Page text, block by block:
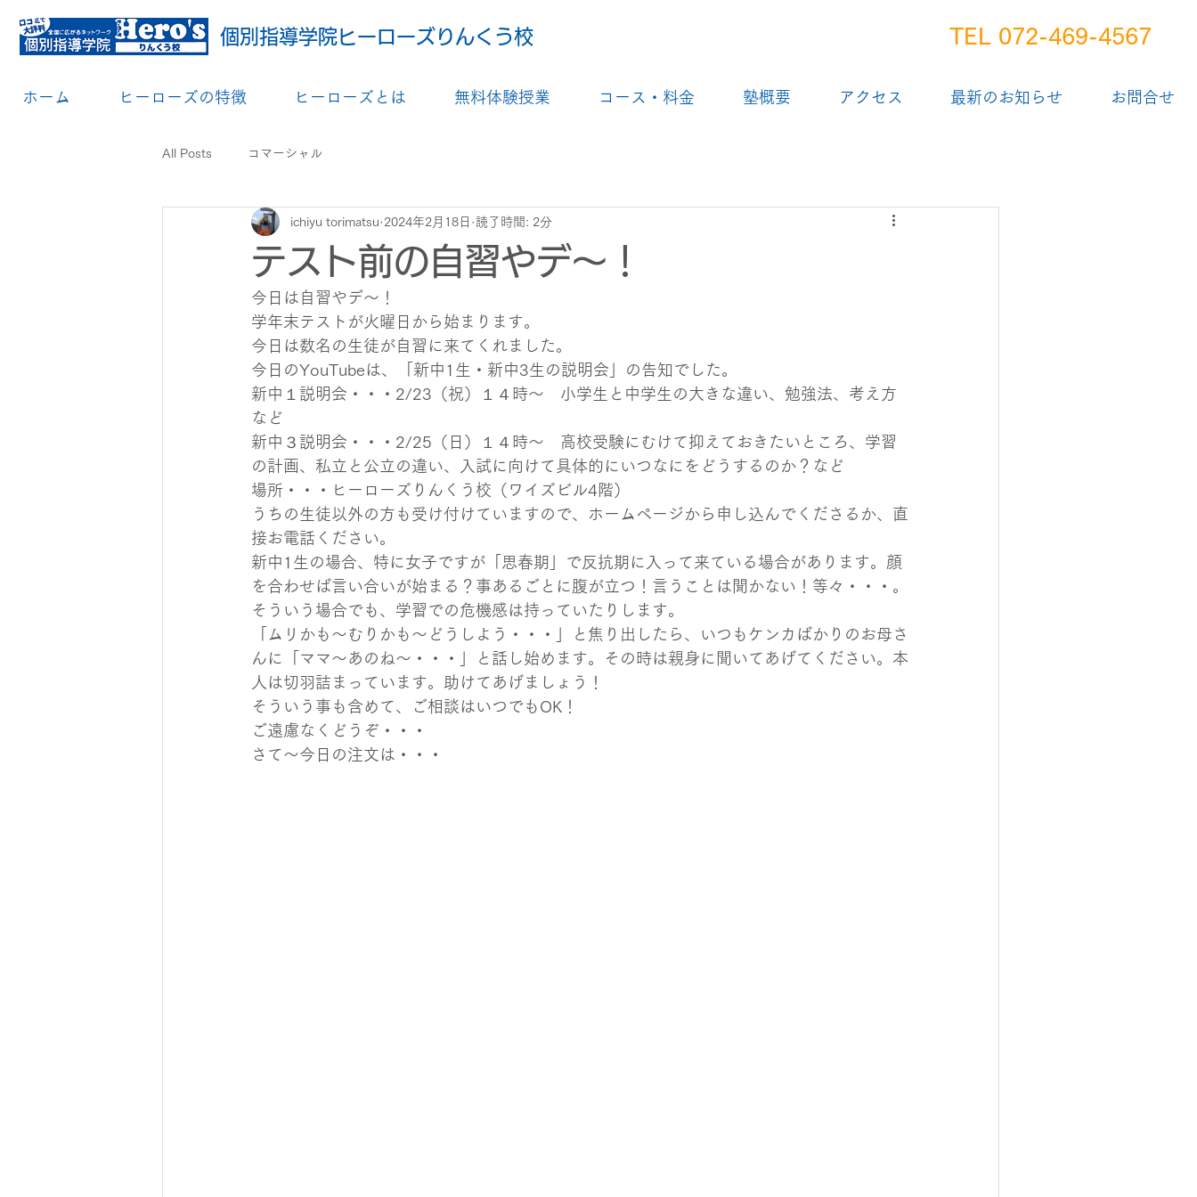
ホーム ヒーローズの特徴 ヒーローズとは 無料体験授業 コース・料金 塾概要 アクセス 最新のお知らせ お問合せ
個別指導学院ヒーローズりんくう校 TEL 072-469-4567
All Posts コマーシャル
テスト前の自習やデ～！
ichiyu torimatsu 2024年2月18日 読了時間: 2分
今日は自習やデ～！
学年末テストが火曜日から始まります。
今日は数名の生徒が自習に来てくれました。
今日のYouTubeは、「新中1生・新中3生の説明会」の告知でした。
新中１説明会・・・2/23（祝）１４時～　小学生と中学生の大きな違い、勉強法、考え方
など
新中３説明会・・・2/25（日）１４時～　高校受験にむけて抑えておきたいところ、学習
の計画、私立と公立の違い、入試に向けて具体的にいつなにをどうするのか？など
場所・・・ヒーローズりんくう校（ワイズビル4階）
うちの生徒以外の方も受け付けていますので、ホームぺージから申し込んでくださるか、直
接お電話ください。
新中1生の場合、特に女子ですが「思春期」で反抗期に入って来ている場合があります。顔
を合わせば言い合いが始まる？事あるごとに腹が立つ！言うことは聞かない！等々・・・。
そういう場合でも、学習での危機感は持っていたりします。
「ムリかも～むりかも～どうしよう・・・」と焦り出したら、いつもケンカばかりのお母さ
んに「ママ～あのね～・・・」と話し始めます。その時は親身に聞いてあげてください。本
人は切羽詰まっています。助けてあげましょう！
そういう事も含めて、ご相談はいつでもOK！
ご遠慮なくどうぞ・・・
さて～今日の注文は・・・